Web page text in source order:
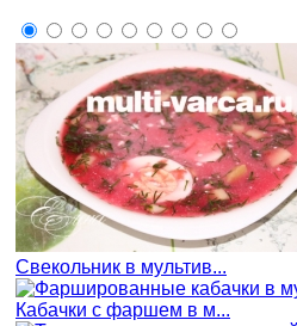
Свекольник в мультив...
Кабачки с фаршем в м...